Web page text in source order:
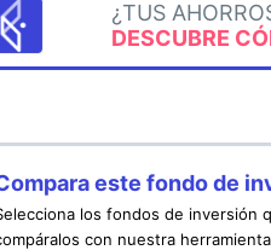
¿TUS
DESCUBRE
este fondo de
los fondos de inversión
con nuestra